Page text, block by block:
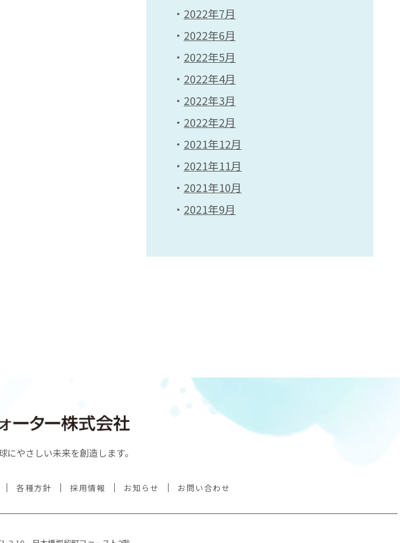
2022年7月
2022年6月
2022年5月
2022年4月
2022年3月
2022年2月
2021年12月
2021年11月
2021年10月
2021年9月
にやさしい未来を創造します。
各種方針 採用情報 お知らせ お問い合わせ